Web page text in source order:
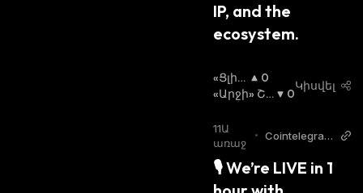
IP, and the
ecosystem.
«Ցլի»
Շուկ
0
«Արջի» Շո
0
Կիսվել
11Ա
առաջ
•
Cointelegrap
🎙️ We’re LIVE in 1